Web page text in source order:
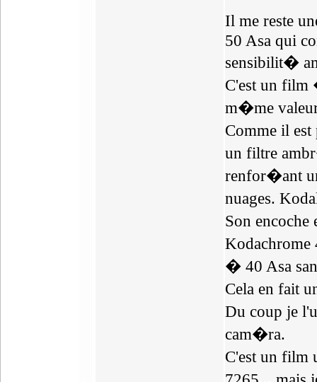
Il me reste
50 Asa qui
sensibilit�
C'est un
m�me
Comme il
un filtre
renfor�ant
nuages.
Son
� 40 Asa
Cela en fait
Du coup je
cam�ra.
C'est un